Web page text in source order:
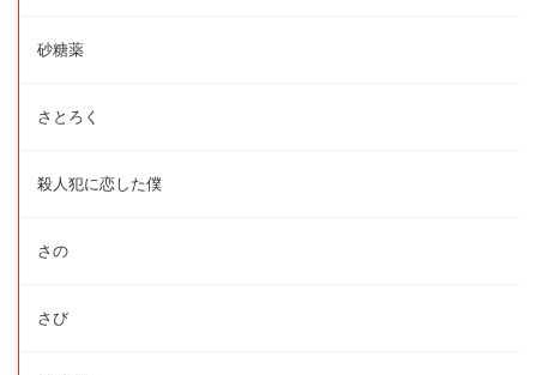
砂糖薬
さとろく
殺人犯に恋した僕
さの
さび